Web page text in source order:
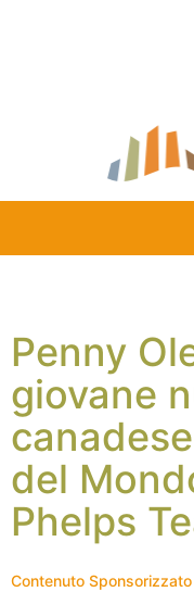
Penny
giovane
del
Phelps
Contenuto Sponsorizzato